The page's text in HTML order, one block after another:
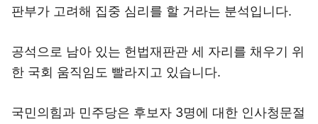
판부가 고려해 집중 심리를 할 거라는 분석입니다.
공석으로 남아 있는 헌법재판관 세 자리를 채우기 위
한 국회 움직임도 빨라지고 있습니다.
국민의힘과 민주당은 후보자 3명에 대한 인사청문절